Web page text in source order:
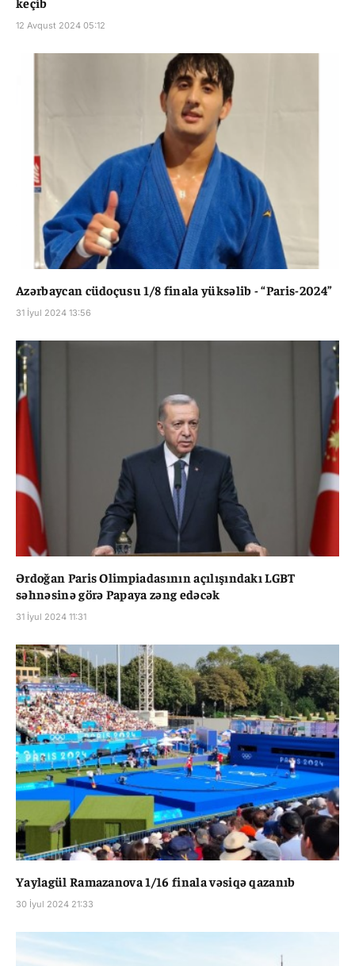
12 Avqust 2024 05:12
Azərbaycan cüdoçusu 1/8 finala yüksəlib - “Paris-2024”
31 İyul 2024 13:56
Ərdoğan Paris Olimpiadasının açılışındakı LGBT
səhnəsinə görə Papaya zəng edəcək
31 İyul 2024 11:31
Yaylagül Ramazanova 1/16 finala vəsiqə qazanıb
30 İyul 2024 21:33